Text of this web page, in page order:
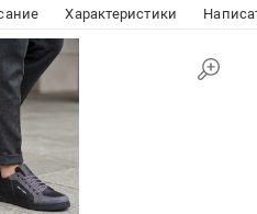
Характеристики